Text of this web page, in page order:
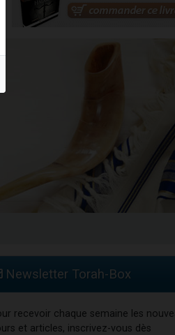
Newsletter Torah-Box
recevoir chaque semaine les
et articles, inscrivez-vous dès